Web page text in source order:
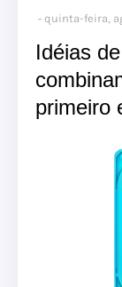
quinta-feira,
Idéias
primeiro